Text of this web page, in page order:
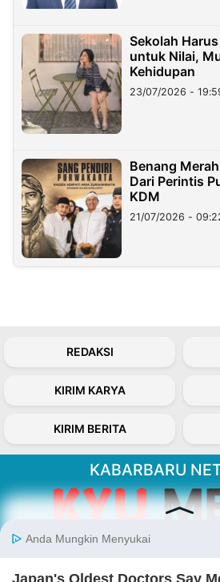
Sekolah
untuk Nilai,
Kehidupan
23/07/2026 -
Benang
Dari Perintis
KDM
21/07/2026 -
REDAKSI
KIRIM KARYA
KIRIM BERITA
KABARBARU